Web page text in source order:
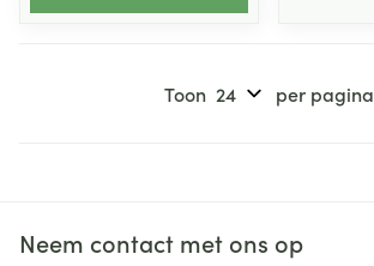
Toon per pagina
Neem contact met ons op